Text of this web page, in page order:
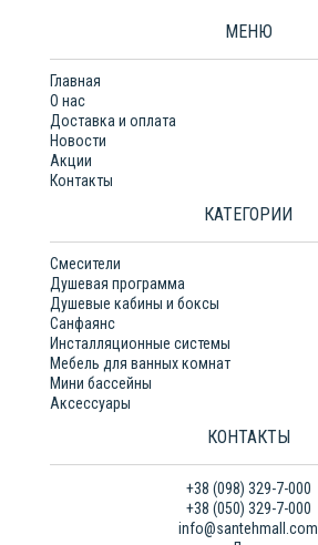
МЕНЮ
Главная
О нас
Доставка и оплата
Новости
Акции
Контакты
КАТЕГОРИИ
Смесители
Душевая программа
Душевые кабины и боксы
Санфаянс
Инсталляционные системы
Мебель для ванных комнат
Мини бассейны
Аксессуары
КОНТАКТЫ
+38 (098) 329-7-000
+38 (050) 329-7-000
info@santehmall.com